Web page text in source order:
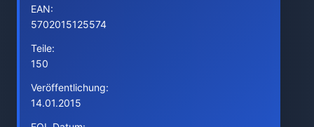
EAN:
5702015125574
Teile:
150
Veröffentlichung:
14.01.2015